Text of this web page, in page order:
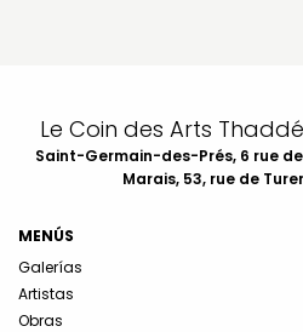
Le Coin des Arts
Saint-Germain-des-Prés, 6 rue de
Marais, 53, rue de
MENÚS
Galerías
Artistas
Obras